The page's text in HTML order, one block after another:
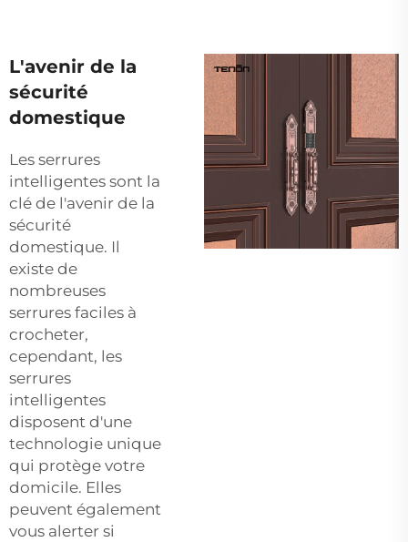
L'avenir de la
sécurité
domestique
Les serrures
intelligentes sont la
clé de l'avenir de la
sécurité
domestique. Il
existe de
nombreuses
serrures faciles à
crocheter,
cependant, les
serrures
intelligentes
disposent d'une
technologie unique
qui protège votre
domicile. Elles
peuvent également
vous alerter si